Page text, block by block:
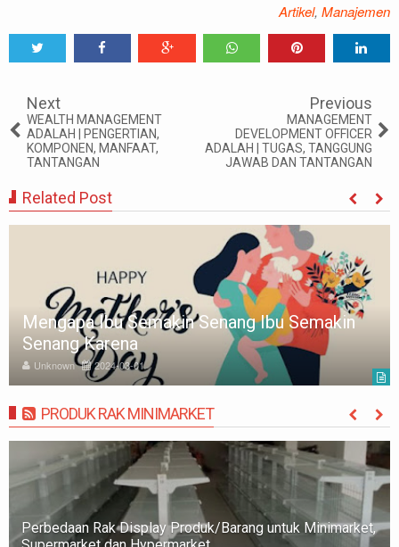
Artikel, Manajemen
Next
WEALTH MANAGEMENT
ADALAH | PENGERTIAN,
KOMPONEN, MANFAAT,
TANTANGAN
Previous
MANAGEMENT
DEVELOPMENT OFFICER
ADALAH | TUGAS, TANGGUNG
JAWAB DAN TANTANGAN
Related Post
Mengapa Ibu Semakin Senang Ibu Semakin
Senang Karena
Unknown 2024-03-01
PRODUK RAK MINIMARKET MORE
Display Produk/Barang untuk Minimarket,
Rak Minimarket: